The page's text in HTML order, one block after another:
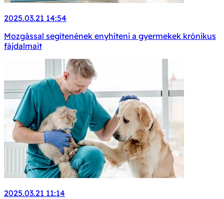
2025.03.21 14:54
Mozgással segítenének enyhíteni a gyermekek krónikus
fájdalmait
2025.03.21 11:14